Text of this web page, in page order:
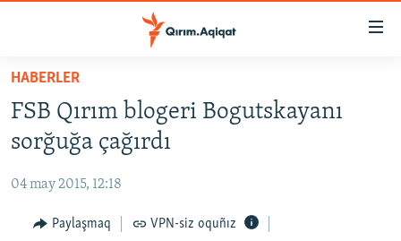
Esas
qaytmaq
Baş
navigatsiyağa
qaytmaq
qaytmaq
SİYASET
İQTİSADİYAT
CEMİYET
MEDENİYET
HABERLER
FSB Qırım blogeri Bogutskayanı
sorğuğa çağırdı
04 may 2015, 12:18
Paylaşmaq VPN-siz oquñız